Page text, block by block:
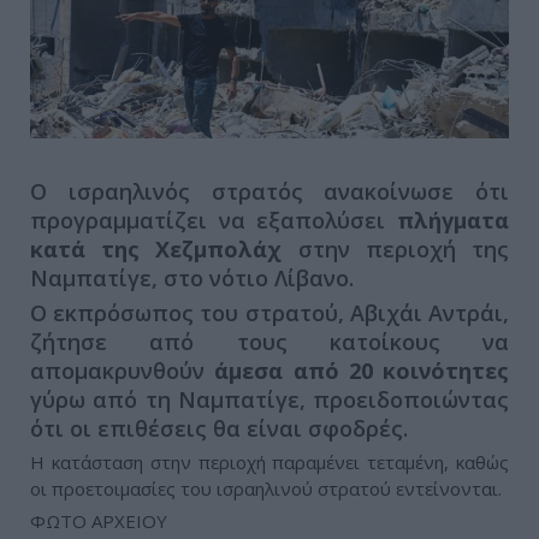
Ο ισραηλινός στρατός ανακοίνωσε ότι
προγραμματίζει να εξαπολύσει πλήγματα
κατά της Χεζμπολάχ στην περιοχή της
Ναμπατίγε, στο νότιο Λίβανο.
Ο εκπρόσωπος του στρατού, Αβιχάι Αντράι,
ζήτησε από τους κατοίκους να
απομακρυνθούν άμεσα από 20 κοινότητες
γύρω από τη Ναμπατίγε, προειδοποιώντας
ότι οι επιθέσεις θα είναι σφοδρές.
Η κατάσταση στην περιοχή παραμένει τεταμένη, καθώς
οι προετοιμασίες του ισραηλινού στρατού εντείνονται.
ΦΩΤΟ ΑΡΧΕΙΟΥ